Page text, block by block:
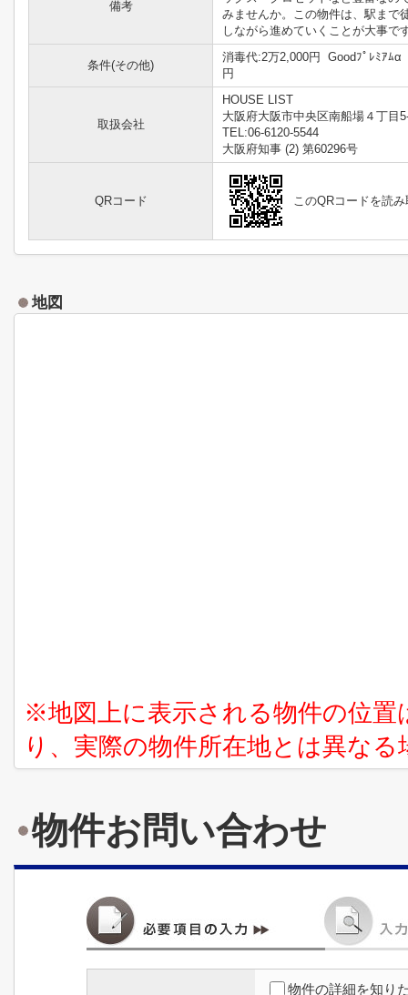
備考
みませんか。この物件は、駅まで
しながら進めていくことが大事で
条件(その他)
消毒代:2万2,000円 Goodﾌﾟﾚﾐｱﾑα
円
取扱会社
HOUSE LIST
大阪府大阪市中央区南船場４丁目
TEL:06-6120-5544
大阪府知事 (2) 第60296号
QRコード このQRコードを読
地図
※地図上に表示される物件の位
り、実際の物件所在地とは異な
物件お問い合わせ
物件の詳細を知り